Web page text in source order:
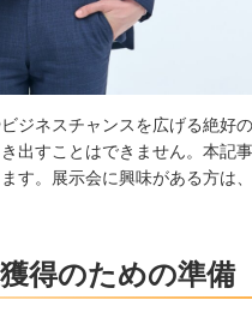
ジネスチャンスを広げる絶好
出すことはできません。本記
す。展示会に興味がある方は
得のための準備